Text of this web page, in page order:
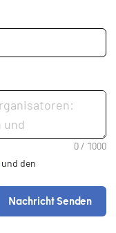
und den
Nachricht Senden